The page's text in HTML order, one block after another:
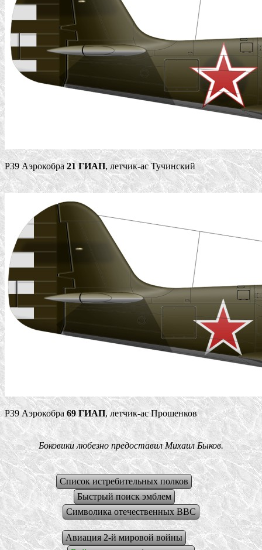
Р39 Аэрокобра 21 ГИАП, летчик-ас Тучинский
Р39 Аэрокобра69 ГИАП, летчик-ас Прошенков
Боковики любезно предоставил Михаил Быков.
Список истребительных полков
Быстрый поиск эмблем
Символика отечественных ВВС
Авиация 2-й мировой войны